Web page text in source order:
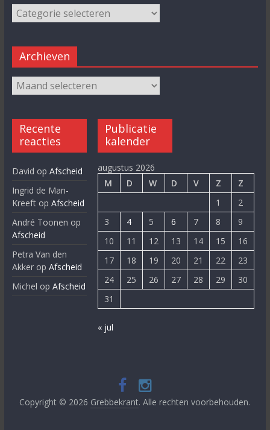
Archieven
Recente
reacties
David op Afscheid
Ingrid de Man-
Kreeftop Afscheid
André Toonen op
Afscheid
Petra Van den
Akkerop Afscheid
Michel op Afscheid
Publicatie
kalender
augustus 2026
M
D W D V Z
Z
1
2
3
4 5 6 7 8
9
10
11 12 13 14 15
16
17
18 19 20 21 22
23
24
25 26 27 28 29
30
31
« jul
Copyright © 2026 Grebbekrant. Alle rechten voorbehouden.